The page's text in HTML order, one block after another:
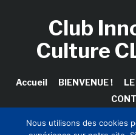
Club
Culture
Accueil BIENVENUE !
Nous utilisons des cookies